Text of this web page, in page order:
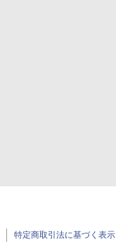
特定商取引法に基づく表示